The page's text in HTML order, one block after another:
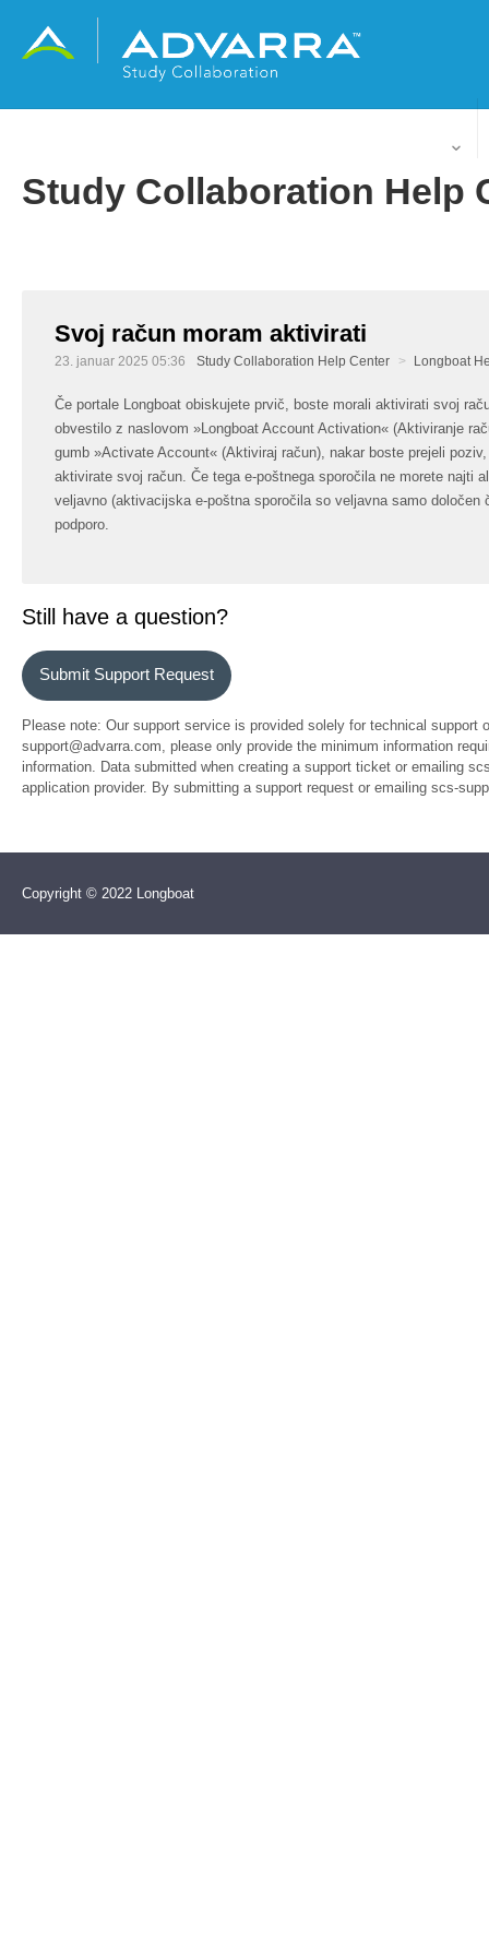
Study Collaboration Help
Svoj račun moram aktivirati
23. januar 2025 05:36 Study Collaboration Help Center Longboat
Če portale Longboat obiskujete prvič, boste morali aktivirati svoj
obvestilo z naslovom »Longboat Account Activation« (Aktiviranje
gumb »Activate Account« (Aktiviraj račun), nakar boste prejeli
aktivirate svoj račun. Če tega e-poštnega sporočila ne morete najti
veljavno (aktivacijska e-poštna sporočila so veljavna samo določen
podporo.
Still have a question?
Submit Support Request
Please note: Our support service is provided solely for technical
support@advarra.com, please only provide the minimum information
information. Data submitted when creating a support ticket or emailing
application provider. By submitting a support request or emailing scs-
Copyright © 2022 Longboat